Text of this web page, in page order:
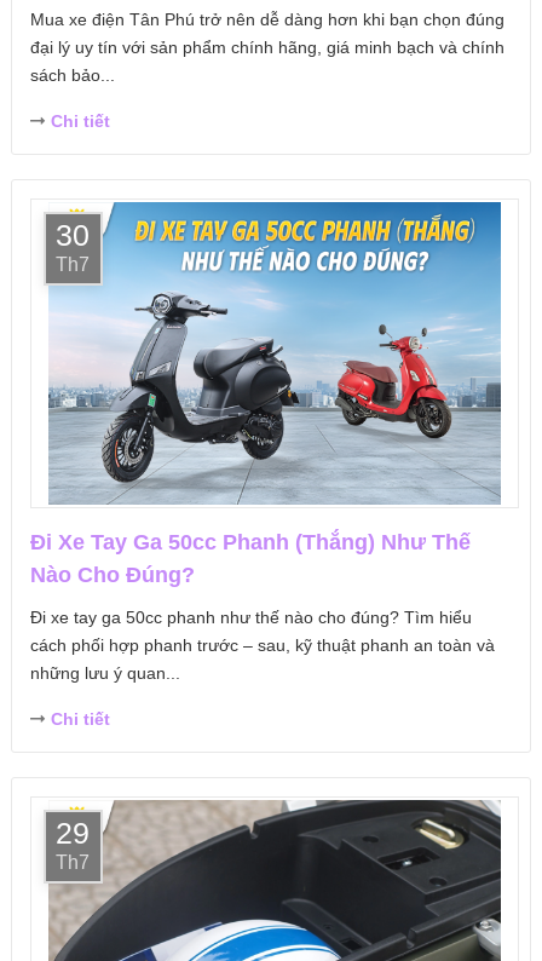
Mua xe điện Tân Phú trở nên dễ dàng hơn khi bạn chọn đúng
đại lý uy tín với sản phẩm chính hãng, giá minh bạch và chính
sách bảo...
Chi tiết
30
Th7
Đi Xe Tay Ga 50cc Phanh (Thắng) Như Thế
Nào Cho Đúng?
Đi xe tay ga 50cc phanh như thế nào cho đúng? Tìm hiểu
cách phối hợp phanh trước – sau, kỹ thuật phanh an toàn và
những lưu ý quan...
Chi tiết
29
Th7